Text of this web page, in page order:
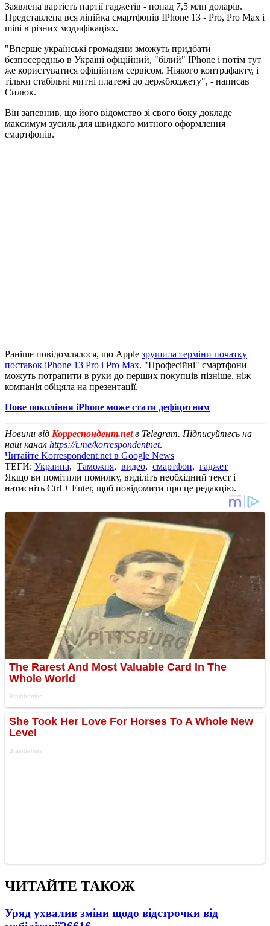
Заявлена ​​вартість партії гаджетів - понад 7,5 млн доларів.
Представлена ​​вся лінійка смартфонів IPhone 13 - Pro, Pro Max і
mini в різних модифікаціях.
"Вперше українські громадяни зможуть придбати
безпосередньо в Україні офіційний, "білий" IPhone і потім тут
же користуватися офіційним сервісом. Ніякого контрафакту, і
тільки стабільні митні платежі до держбюджету", - написав
Силюк.
Він запевнив, що його відомство зі свого боку докладе
максимум зусиль для швидкого митного оформлення
смартфонів.
Раніше повідомлялося, що Apple зрушила терміни початку
поставок iPhone 13 Pro і Pro Max. "Професійні" смартфони
можуть потрапити в руки до перших покупців пізніше, ніж
компанія обіцяла на презентації.
Нове покоління iPhone може стати дефіцитним
Новини від Корреспондент.netв Telegram. Підписуйтесь на
наш канал https://t.me/korrespondentnet.
Читайте Korrespondent.net в Google News
ТЕГИ: Украина, Таможня, видео, смартфон, гаджет
Якщо ви помітили помилку, виділіть необхідний текст і
натисніть Ctrl + Enter, щоб повідомити про це редакцію.
ЧИТАЙТЕ ТАКОЖ
Уряд ухвалив зміни щодо відстрочки від